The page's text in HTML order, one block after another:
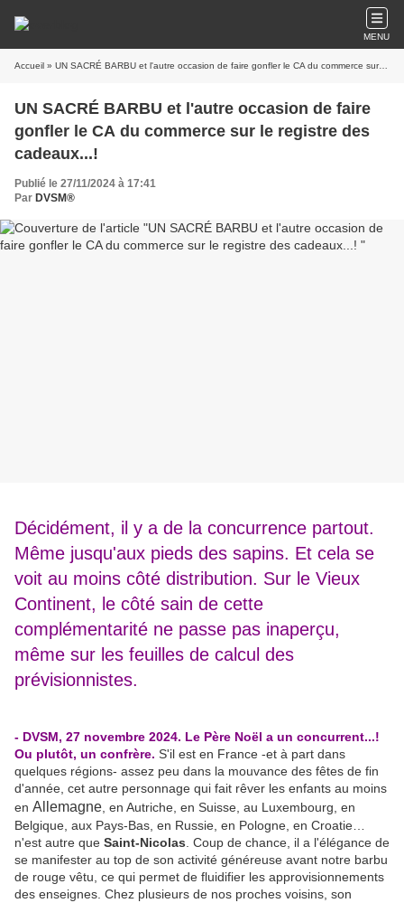
MENU
Accueil » UN SACRÉ BARBU et l'autre occasion de faire gonfler le CA du commerce sur le registre des cadeaux...!
UN SACRÉ BARBU et l'autre occasion de faire
gonfler le CA du commerce sur le registre des
cadeaux...!
Publié le 27/11/2024 à 17:41
Par DVSM®
Décidément, il y a de la concurrence partout.
Même jusqu'aux pieds des sapins. Et cela se
voit au moins côté distribution. Sur le Vieux
Continent, le côté sain de cette
complémentarité ne passe pas inaperçu,
même sur les feuilles de calcul des
prévisionnistes.
- DVSM, 27 novembre 2024. Le Père Noël a un concurrent...!
Ou plutôt, un confrère. S'il est en France -et à part dans
quelques régions- assez peu dans la mouvance des fêtes de fin
d'année, cet autre personnage qui fait rêver les enfants au moins
en Allemagne , en Autriche, en Suisse, au Luxembourg, en
Belgique, aux Pays-Bas, en Russie, en Pologne, en Croatie…
n'est autre que Saint-Nicolas . Coup de chance, il a l'élégance de
se manifester au top de son activité généreuse avant notre barbu
de rouge vêtu, ce qui permet de fluidifier les approvisionnements
des enseignes. Chez plusieurs de nos proches voisins, son